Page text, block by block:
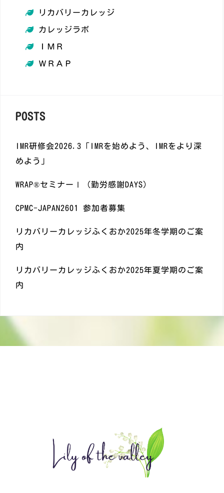
​リカバリーカレッジ
カレッジラボ
ＩＭＲ
ＷＲＡＰ
POSTS
IMR研修会2026.3「IMRを始めよう、IMRをより深
めよう」
WRAP®️セミナーⅠ（勤労感謝DAYS)
CPMC-JAPAN2601 参加者募集
リカバリーカレッジふくおか2025年冬学期のご案
内
リカバリーカレッジふくおか2025年夏学期のご案
内